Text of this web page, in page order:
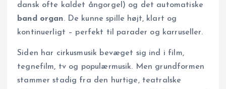
dansk ofte kaldet ångorgel) og det automatiske
band organ. De kunne spille højt, klart og
kontinuerligt – perfekt til parader og karruseller.
Siden har cirkusmusik bevæget sig ind i film,
tegnefilm, tv og populærmusik. Men grundformen
stammer stadig fra den hurtige, teatralske